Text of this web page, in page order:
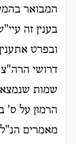
המבואר
בענין זה
ובפרט
דרושי
שמות שנמצא
הרמון על ס'
מאמרים